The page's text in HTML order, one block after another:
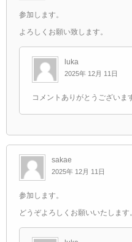
参加します。
よろしくお願い致します。
luka
2025年 12月 11日
コメントありがとうございま
sakae
2025年 12月 11日
参加します。
どうぞよろしくお願いいたします。